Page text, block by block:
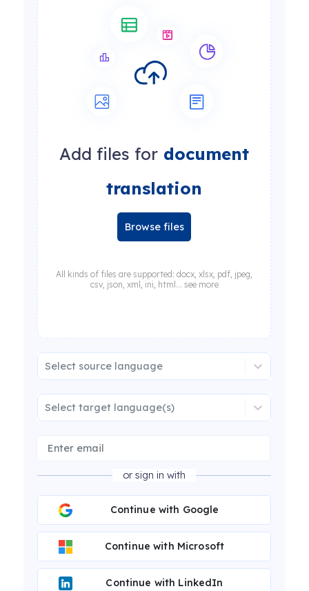
Add files for document
translation
Browse files
All kinds of files are supported: docx, xlsx, pdf, jpeg,
csv, json, xml, ini, html... see more
Select source language
Select target language(s)
or sign in with
Continue with Google
Continue with Microsoft
Continue with LinkedIn